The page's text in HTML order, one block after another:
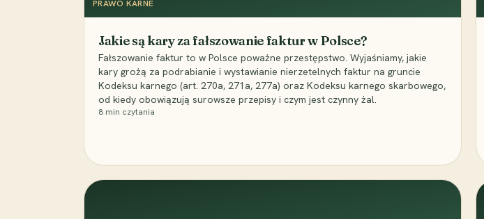
PRAWO KARNE
Jakie są kary za fałszowanie faktur w Polsce?
Fałszowanie faktur to w Polsce poważne przestępstwo. Wyjaśniamy, jakie
kary grożą za podrabianie i wystawianie nierzetelnych faktur na gruncie
Kodeksu karnego (art. 270a, 271a, 277a) oraz Kodeksu karnego skarbowego,
od kiedy obowiązują surowsze przepisy i czym jest czynny żal.
8 min czytania